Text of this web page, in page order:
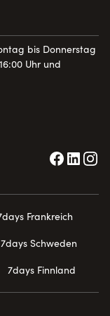
Clogs mit
aus Kork-Latex-
Kunstharz,
Unsere
anspruchsvollen
unserer Clogs
Fußbett
und sorgt für
bis Donnerstag
Uhr und
Frankreich
7days Schweden
7days Finnland